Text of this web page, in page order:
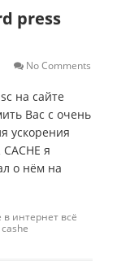
press
No Comments
на сайте
Вас с очень
ускорения
я
о нём на
интернет всё